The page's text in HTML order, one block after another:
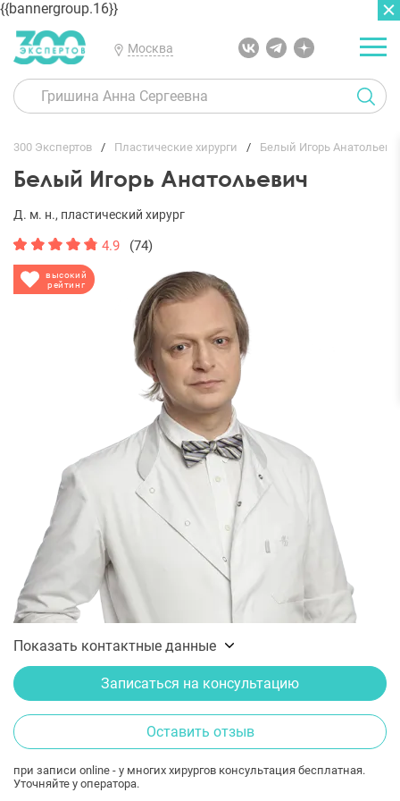
{{bannergroup.16}}
Москва
300 Экспертов Пластические хирурги Белый Игорь
Белый Игорь Анатольевич
высокий
рейтинг
Д. м. н., пластический хирург
4.9 (74)
Показать контактные данные
Записаться на консультацию
Оставить отзыв
при записи online - у многих хирургов консультация бесплатная.
Уточняйте у оператора.
ГЛАВНАЯ ОТЗЫВЫ